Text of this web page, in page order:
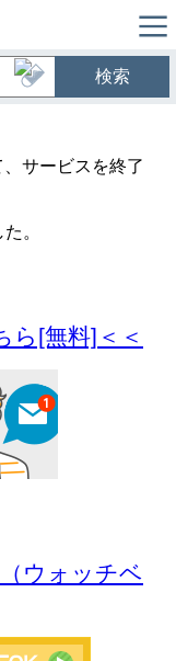
検索
サービスを終了
。
ら[無料]＜＜
ウォッチベ